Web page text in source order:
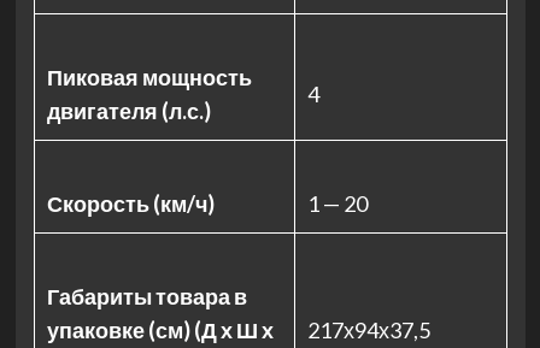
Пиковая мощность
двигателя (л.с.)
4
Скорость (км/ч) 1 — 20
Габариты товара в
упаковке (см) (Д х Ш х
217х94х37,5